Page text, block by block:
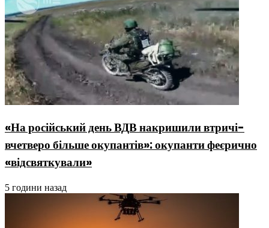
«На російський день ВДВ накришили втричі-
вчетверо більше окупантів»: окупанти феєрично
«відсвяткували»
5 години назад